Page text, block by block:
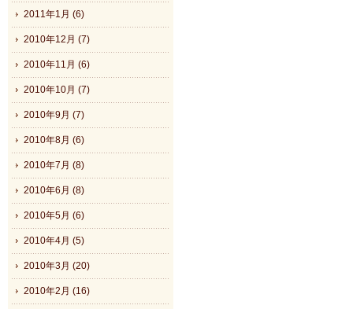
2011年1月 (6)
2010年12月 (7)
2010年11月 (6)
2010年10月 (7)
2010年9月 (7)
2010年8月 (6)
2010年7月 (8)
2010年6月 (8)
2010年5月 (6)
2010年4月 (5)
2010年3月 (20)
2010年2月 (16)